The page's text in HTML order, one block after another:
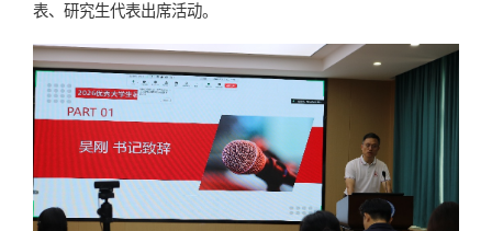
表、研究生代表出席活动。